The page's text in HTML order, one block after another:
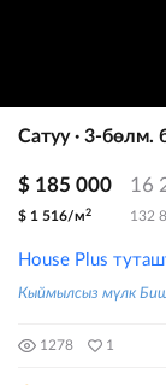
Сатуу · 3-бөлм.
$ 185 000 16
$ 1 516/м2 132
House Plus
Кыймылсыз мүлк
1278 1